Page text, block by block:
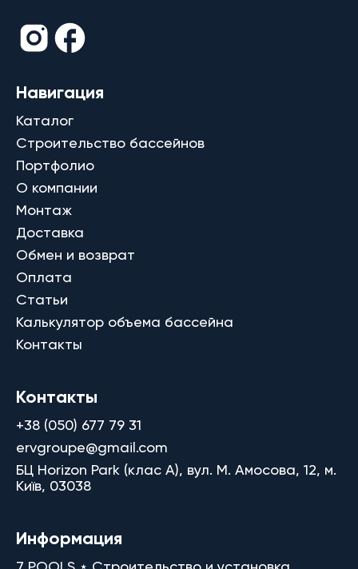
Навигация
Каталог
Строительство бассейнов
Портфолио
О компании
Монтаж
Доставка
Обмен и возврат
Оплата
Статьи
Калькулятор объема бассейна
Контакты
Контакты
+38 (050) 677 79 31
ervgroupe@gmail.com
БЦ Horizon Park (клас A), вул. М. Амосова, 12, м.
Київ, 03038
Информация